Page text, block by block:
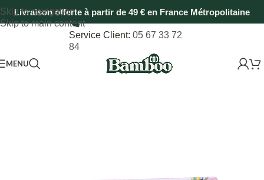
Skip to navigation
Skip to main content
Livraison offerte à partir de 49 € en France Métropolitaine
Service Client: 05 67 33 72
84
MENU